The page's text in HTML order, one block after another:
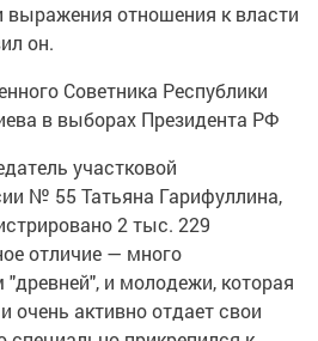
выражения отношения к власти
он.
участковой
№ 55 Татьяна Гарифуллина,
2 тыс. 229
отличие — много
"древней", и молодежи, которая
очень активно отдает свои